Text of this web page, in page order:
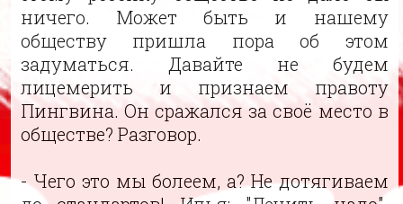
ничего. Может быть и нашему
обществу пришла пора об этом
задуматься. Давайте не будем
лицемерить и признаем правоту
Пингвина. Он сражался за своё место в
обществе? Разговор.
- Чего это мы болеем, а? Не дотягиваем